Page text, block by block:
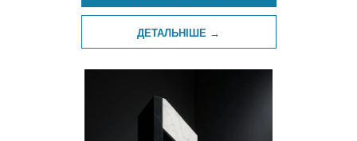
ДЕТАЛЬНІШЕ →